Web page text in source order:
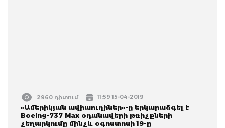
2960 դիտում 11:59 15-04-2019
«Ամերիկյան ավիաուղիներ»-ը երկարաձգել է
Boeing-737 Max օդանավերի թռիչքների
չեղարկումը մինչև օգոստոսի 19-ը